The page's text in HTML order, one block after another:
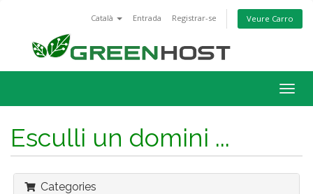
Català Entrada Registrar-se Veure Carro
Esculli un domini ...
Categories